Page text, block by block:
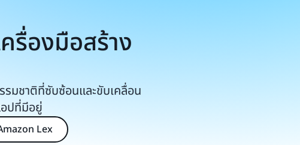
รื่องมือสร้าง
มชาติที่ซับซ้อนและขับเคลื่อน
ปที่มีอยู่
Lex